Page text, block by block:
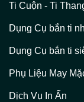
Ti Cuộn - Ti
Dụng Cụ bắn ti
Dụng Cụ bắn ti
Phụ Liệu May
Dịch Vụ In Ấn